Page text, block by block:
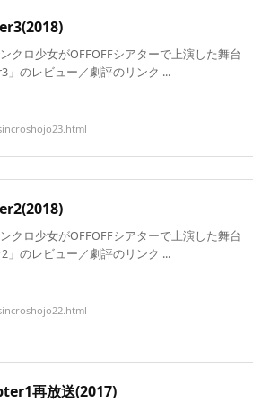
クロ少女がOFFOFFシアターで上演した舞台
」のレビュー／劇評のリンク ...
クロ少女がOFFOFFシアターで上演した舞台
」のレビュー／劇評のリンク ...
再放送(2017)